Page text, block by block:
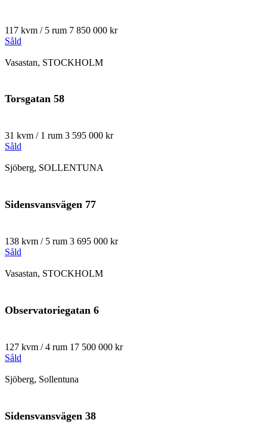
117 kvm / 5 rum 7 850 000 kr
Såld
Vasastan, STOCKHOLM
Torsgatan 58
31 kvm / 1 rum 3 595 000 kr
Såld
Sjöberg, SOLLENTUNA
Sidensvansvägen 77
138 kvm / 5 rum 3 695 000 kr
Såld
Vasastan, STOCKHOLM
Observatoriegatan 6
127 kvm / 4 rum 17 500 000 kr
Såld
Sjöberg, Sollentuna
Sidensvansvägen 38